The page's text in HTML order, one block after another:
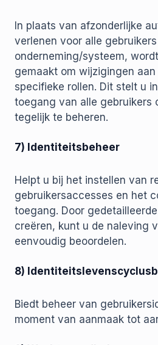
In plaats van afzonderlijke
verlenen voor alle
onderneming/systeem,
gemaakt om wijzigingen
specifieke rollen. Dit stelt u
toegang van alle gebruikers
tegelijk te beheren.
7) Identiteitsbeheer
Helpt u bij het instellen van
gebruikersaccesses en het
toegang. Door
creëren, kunt u de naleving
eenvoudig beoordelen.
8)
Biedt beheer van
moment van aanmaak tot